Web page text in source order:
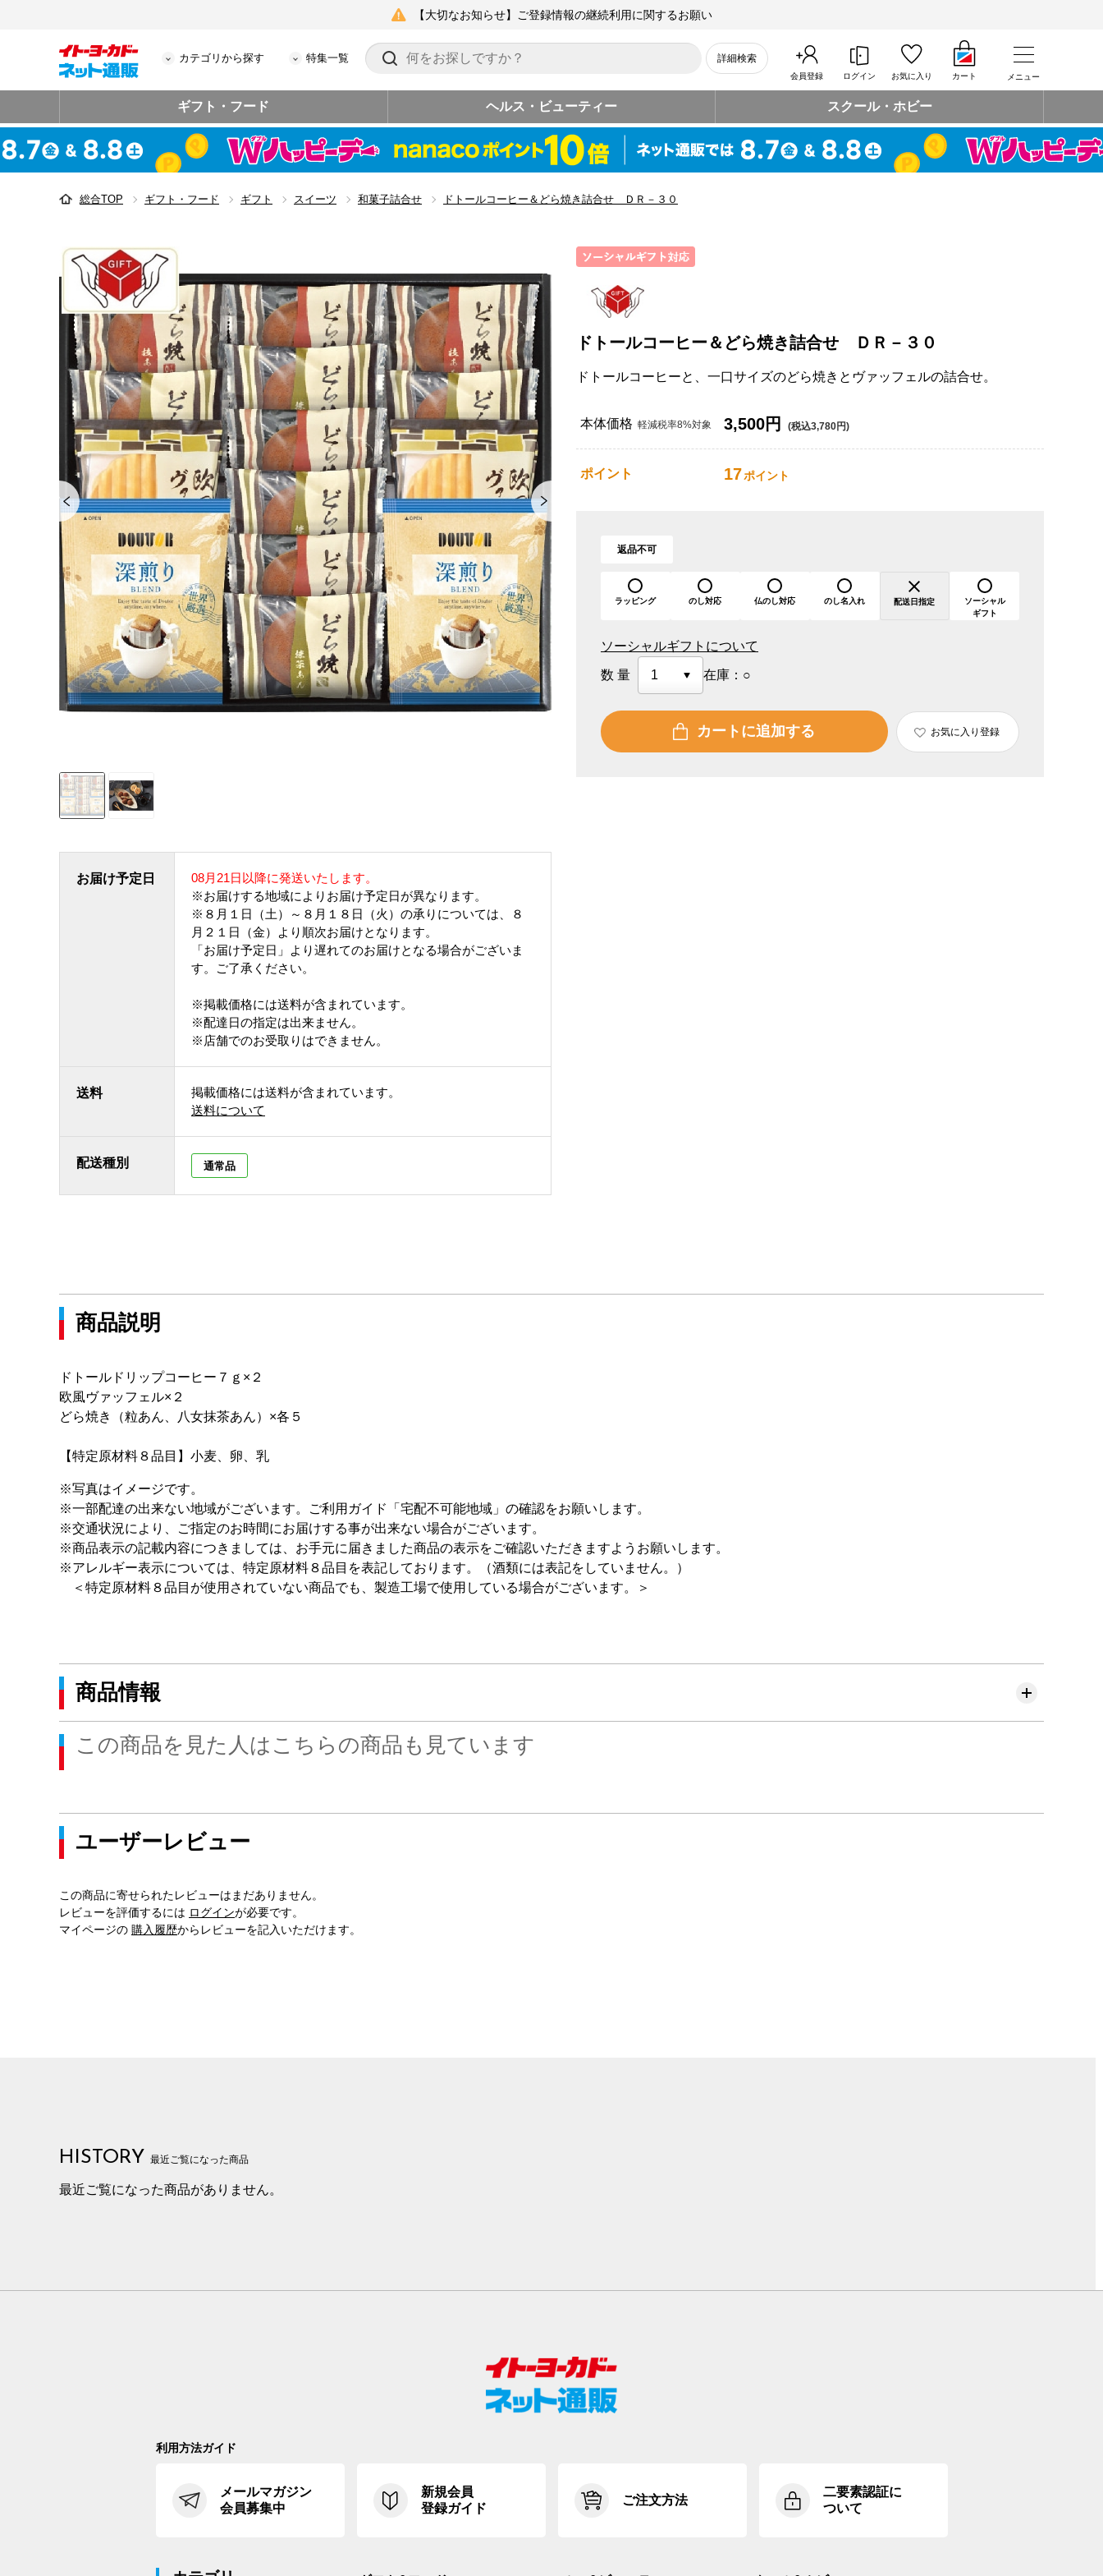
【大切なお知らせ】ご登録情報の継続利用に関するお願い
カテゴリから探す 特集一覧 詳細検索
会員登録 ログイン お気に入り カート メニュー
ギフト・フード ヘルス・ビューティー スクール・ホビー
総合TOP ギフト・フード ギフト スイーツ 和菓子詰合せ ドトールコーヒー＆どら焼き詰合せ ＤＲ－３０
お届け予定日
08月21日以降に発送いたします。
※お届けする地域によりお届け予定日が異なります。
※８月１日（土）～８月１８日（火）の承りについては、８
月２１日（金）より順次お届けとなります。
「お届け予定日」より遅れてのお届けとなる場合がございま
す。ご了承ください。
※掲載価格には送料が含まれています。
※配達日の指定は出来ません。
※店舗でのお受取りはできません。
送料
掲載価格には送料が含まれています。
送料について
配送種別 通常品
ドトールコーヒー＆どら焼き詰合せ ＤＲ－３０
ドトールコーヒーと、一口サイズのどら焼きとヴァッフェルの詰合せ。
本体価格 軽減税率8%対象 3,500円 (税込3,780円)
ポイント 17ポイント
返品不可
ラッピング のし対応 仏のし対応 のし名入れ 配送日指定
ソーシャル
ギフト
ソーシャルギフトについて
数量 在庫： ○
カートに追加する お気に入り登録
商品説明
ドトールドリップコーヒー７ｇ×２
欧風ヴァッフェル×２
どら焼き（粒あん、八女抹茶あん）×各５
【特定原材料８品目】小麦、卵、乳
※写真はイメージです。
※一部配達の出来ない地域がございます。ご利用ガイド「宅配不可能地域」の確認をお願いします。
※交通状況により、ご指定のお時間にお届けする事が出来ない場合がございます。
※商品表示の記載内容につきましては、お手元に届きました商品の表示をご確認いただきますようお願いします。
※アレルギー表示については、特定原材料８品目を表記しております。（酒類には表記をしていません。）
＜特定原材料８品目が使用されていない商品でも、製造工場で使用している場合がございます。＞
商品情報
この商品を見た人はこちらの商品も見ています
ユーザーレビュー
この商品に寄せられたレビューはまだありません。
レビューを評価するには ログインが必要です。
マイページの 購入履歴からレビューを記入いただけます。
HISTORY 最近ご覧になった商品
最近ご覧になった商品がありません。
利用方法ガイド
メールマガジン
会員募集中
新規会員
登録ガイド
ご注文方法
二要素認証に
ついて